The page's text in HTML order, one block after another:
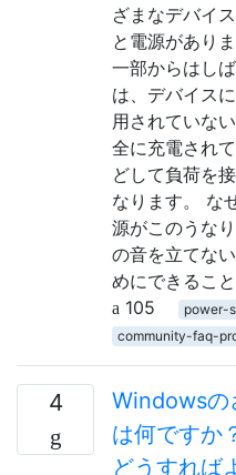
ざまなデバイ
と電源があり
一部からはし
は、デバイス
用されていな
全に充電され
どして負荷を
なります。 な
源がこのうな
の音を立てな
めにできるこ
105
power-
community-faq-
4
Windowsの
は何ですか
どうすれば